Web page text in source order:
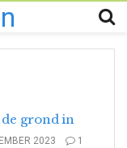
grond in
2023 1